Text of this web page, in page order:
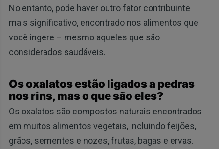
No entanto, pode haver outro fator contribuinte
mais significativo, encontrado nos alimentos que
você ingere – mesmo aqueles que são
considerados saudáveis.
Os oxalatos estão ligados a pedras
nos rins, mas o que são eles?
Os oxalatos são compostos naturais encontrados
em muitos alimentos vegetais, incluindo feijões,
grãos, sementes e nozes, frutas, bagas e ervas.